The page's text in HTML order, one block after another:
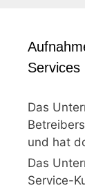
Services
Das
und hat
Das
Service-